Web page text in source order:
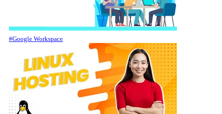
#Google Workspace